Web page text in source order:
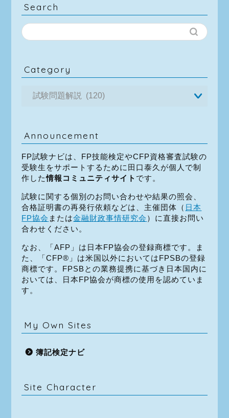
Search
Category
Announcement
FP試験ナビは、FP技能検定やCFP資格審査試験の
受験生をサポートするために田口泰久が個人で制
作した情報コミュニティサイト です。
試験に関する個別のお問い合わせや結果の照会、
合格証明書の再発行依頼などは、主催団体（ 日本
FP協会 または金融財政事情研究会 ）に直接お問い
合わせください。
なお、「AFP」は日本FP協会の登録商標です。ま
た、「CFP®」は米国以外においてはFPSBの登録
商標です。FPSBとの業務提携に基づき日本国内に
おいては、日本FP協会が商標の使用を認めていま
す。
My Own Sites
簿記検定ナビ
Site Character